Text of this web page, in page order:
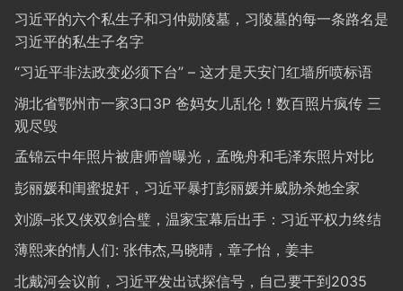
习近平的六个私生子和习仲勋陵墓，习陵墓的每一条路名是
习近平的私生子名字
“习近平非法政变必须下台” – 这才是天安门红墙所喷标语
湖北省鄂州市一家3口3P 爸妈女儿乱伦！数百照片疯传 三
观尽毁
孟锦云中年照片被唐师曾曝光，孟晚舟和毛泽东照片对比
彭丽媛和闺蜜捉奸，习近平暴打彭丽媛并威胁杀她全家
刘源–张又侠双剑合璧，温家宝幕后出手：习近平权力终结
薄熙来的情人们: 张伟杰,马晓晴，章子怡，姜丰
北戴河会议前，习近平发出试探信号，自己要干到2035